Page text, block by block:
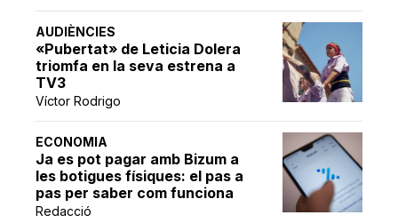
AUDIÈNCIES
«Pubertat» de Leticia Dolera
triomfa en la seva estrena a
TV3
Víctor Rodrigo
ECONOMIA
Ja es pot pagar amb Bizum a
les botigues físiques: el pas a
pas per saber com funciona
Redacció